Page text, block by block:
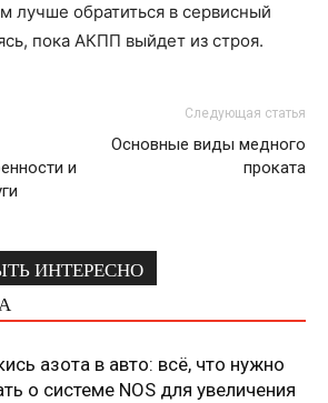
лучше обратиться в сервисный
пока АКПП выйдет из строя.
и
Следующая статья
Основные виды медного
проката
ИНТЕРЕСНО
азота в авто: всё, что нужно
о системе NOS для увеличения